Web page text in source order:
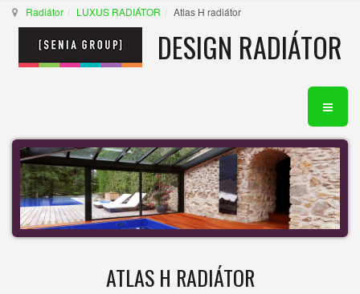
Radiátor LUXUS RADIÁTOR Atlas H radiátor
DESIGN RADIÁTOR
ATLAS H RADIÁTOR